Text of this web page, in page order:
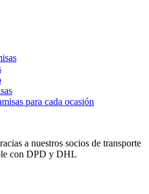
para cada ocasión
a nuestros socios de transporte
con DPD y DHL